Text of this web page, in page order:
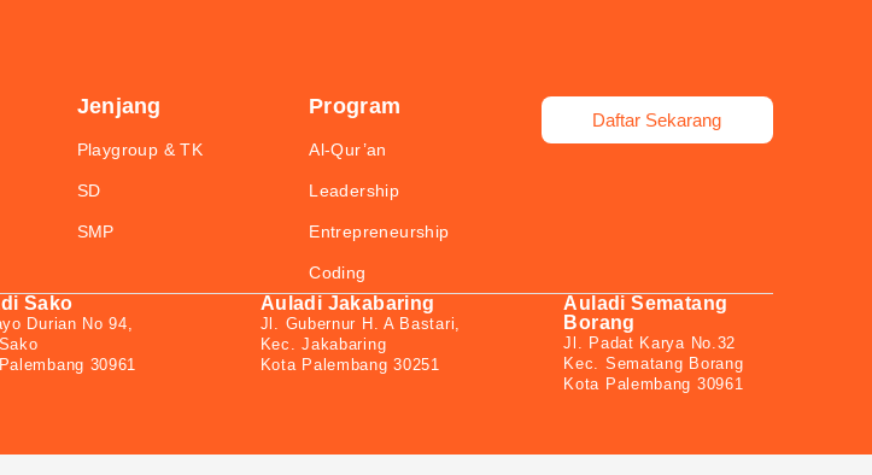
Jenjang
Playgroup & TK
SD
SMP
Program
Al-Qur’an
Leadership
Entrepreneurship
Coding
Daftar Sekarang
Sako
Durian No 94,
30961
Auladi Jakabaring
Jl. Gubernur H. A Bastari,
Kec. Jakabaring
Kota Palembang 30251
Auladi Sematang
Borang
Jl. Padat Karya No.32
Kec. Sematang Borang
Kota Palembang 30961